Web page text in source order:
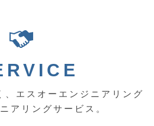
、エスオーエンジニアリング
アリングサービス。